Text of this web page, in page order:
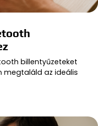
billentyűzeteket
megtaláld az ideális